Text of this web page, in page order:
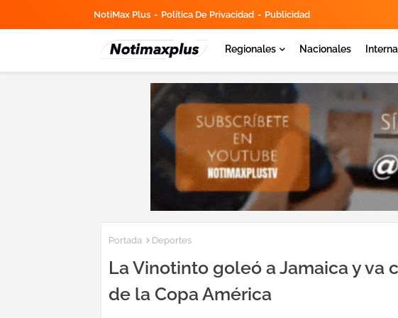
NotiMax Plus Política De Privacidad Publicidad
Regionales Nacionales
Portada Deportes
La Vinotinto goleó a Jamaica y va
de la Copa América